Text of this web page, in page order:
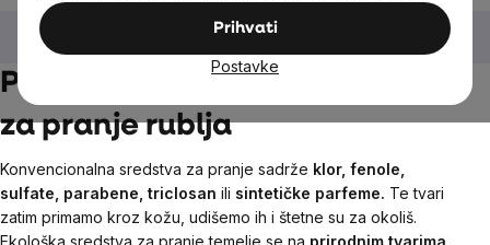
Prihvati
Postavke
Prirodna i ekološka sredstva za pranje
rublja
Prirodna i ekološka sredstva
za pranje rublja
Konvencionalna sredstva za pranje sadrže klor, fenole,
sulfate, parabene, triclosan ili sintetičke parfeme. Te tvari
zatim primamo kroz kožu, udišemo ih i štetne su za okoliš.
Ekološka sredstva za pranje temelje se na prirodnim tvarima,